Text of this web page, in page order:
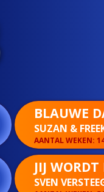
BLAUWE
SUZAN &
AANTAL WEKEN:
JIJ
SVEN